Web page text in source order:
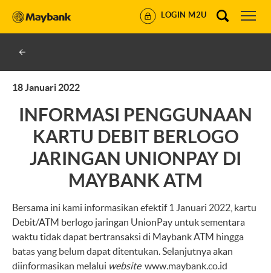
LOGIN M2U
18 Januari 2022
INFORMASI PENGGUNAAN
KARTU DEBIT BERLOGO
JARINGAN UNIONPAY DI
MAYBANK ATM
Bersama ini kami informasikan efektif 1 Januari 2022, kartu
Debit/ATM berlogo jaringan UnionPay untuk sementara
waktu tidak dapat bertransaksi di Maybank ATM hingga
batas yang belum dapat ditentukan. Selanjutnya akan
diinformasikan melalui website www.maybank.co.id